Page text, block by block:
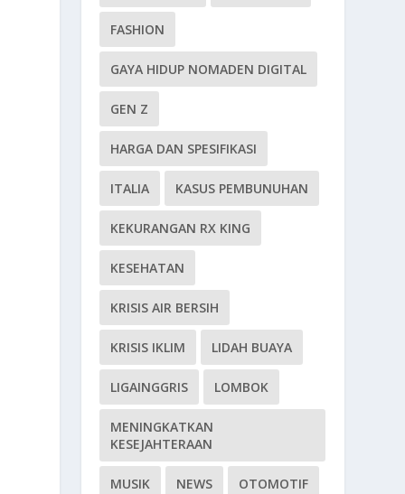
FASHION
GAYA HIDUP NOMADEN DIGITAL
GEN Z
HARGA DAN SPESIFIKASI
ITALIA KASUS PEMBUNUHAN
KEKURANGAN RX KING
KESEHATAN
KRISIS AIR BERSIH
KRISIS IKLIM LIDAH BUAYA
LIGAINGGRIS LOMBOK
MENINGKATKAN
KESEJAHTERAAN
MUSIK NEWS OTOMOTIF